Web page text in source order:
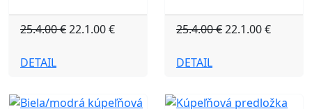
25.4.00 €22.1.00 €
DETAIL
25.4.00 €22.1.00 €
DETAIL